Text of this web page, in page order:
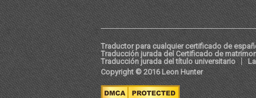
Traductor para cualquier certificado de
Traducción jurada del Certificado de
Traducción jurada del título universitario
Copyright © 2016 Leon Hunter